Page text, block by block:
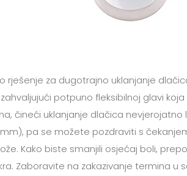
rješenje za dugotrajno uklanjanje
potpuno fleksibilnoj glavi
čineći uklanjanje dlačica
pa se možete pozdraviti s
Kako biste smanjili osjećaj boli,
Zaboravite na zakazivanje termina